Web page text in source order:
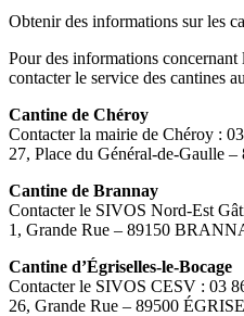
Obtenir des informations sur les
Pour des informations
contacter le service des cantines
Cantine de Chéroy
Contacter la mairie de Chéroy :
27, Place du Général-de-Gaulle
Cantine de Brannay
Contacter le SIVOS Nord-Est
1, Grande Rue – 89150
Cantine d’Égriselles-le-Bocage
Contacter le SIVOS CESV : 03
26, Grande Rue – 89500